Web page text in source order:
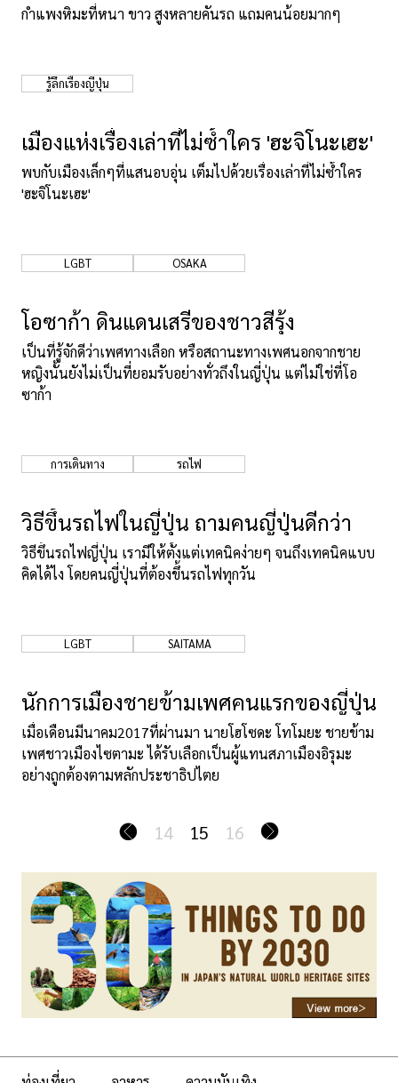
กำแพงหิมะที่หนา ขาว สูงหลายคันรถ แถมคนน้อยมากๆ
รู้ลึกเรื่องญี่ปุ่น
เมืองแห่งเรื่องเล่าที่ไม่ซ้ำใคร 'ฮะจิโนะเฮะ'
พบกับเมืองเล็กๆที่แสนอบอุ่น เต็มไปด้วยเรื่องเล่าที่ไม่ซ้ำใคร
'ฮะจิโนะเฮะ'
LGBT OSAKA
โอซาก้า ดินแดนเสรีของชาวสีรุ้ง
เป็นที่รู้จักดีว่าเพศทางเลือก หรือสถานะทางเพศนอกจากชาย
หญิงนั้นยังไม่เป็นที่ยอมรับอย่างทั่วถึงในญี่ปุ่น แต่ไม่ใช่ที่โอ
ซาก้า
การเดินทาง รถไฟ
วิธีขึ้นรถไฟในญี่ปุ่น ถามคนญี่ปุ่นดีกว่า
วิธีขึ้นรถไฟญี่ปุ่น เรามีให้ตั้งแต่เทคนิคง่ายๆ จนถึงเทคนิคแบบ
คิดได้ไง โดยคนญี่ปุ่นที่ต้องขึ้นรถไฟทุกวัน
LGBT SAITAMA
นักการเมืองชายข้ามเพศคนแรกของญี่ปุ่น
เมื่อเดือนมีนาคม2017ที่ผ่านมา นายโฮโซดะ โทโมยะ ชายข้าม
เพศชาวเมืองไซตามะ ได้รับเลือกเป็นผู้แทนสภาเมืองอิรุมะ
อย่างถูกต้องตามหลักประชาธิปไตย
14 15 16